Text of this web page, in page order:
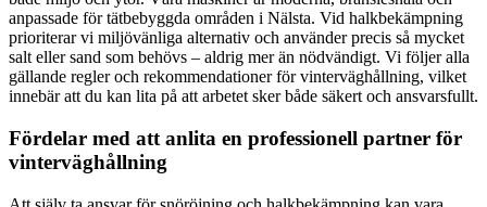
anpassade för tätbebyggda områden i Nälsta. Vid halkbekämpning
prioriterar vi miljövänliga alternativ och använder precis så mycket
salt eller sand som behövs – aldrig mer än nödvändigt. Vi följer alla
gällande regler och rekommendationer för vinterväghållning, vilket
innebär att du kan lita på att arbetet sker både säkert och ansvarsfullt.
Fördelar med att anlita en professionell partner för
vinterväghållning